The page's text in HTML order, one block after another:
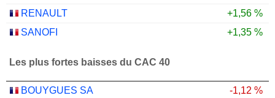
RENAULT
+1,56 %
SANOFI
+1,35 %
Les plus fortes baisses du CAC 40
BOUYGUES SA
-1,12 %